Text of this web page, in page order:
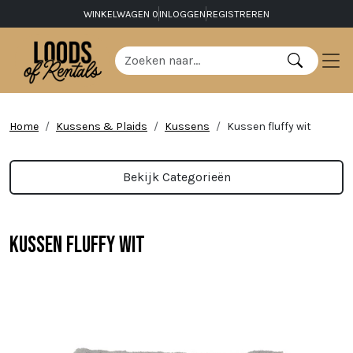
WINKELWAGEN 0 INLOGGEN REGISTREREN
Home Kussens & Plaids Kussens Kussen fluffy wit
Bekijk Categorieën
Kussen fluffy wit